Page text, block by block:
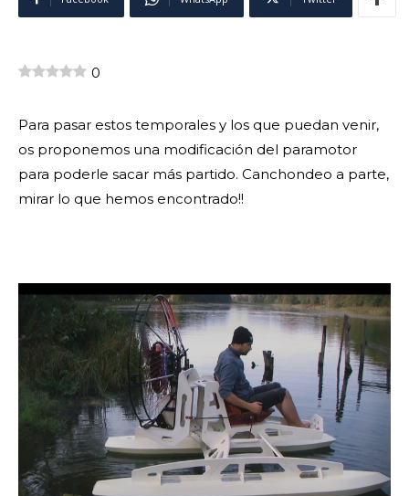
0
Para pasar estos temporales y los que puedan venir,
os proponemos una modificación del paramotor
para poderle sacar más partido. Canchondeo a parte,
mirar lo que hemos encontrado!!